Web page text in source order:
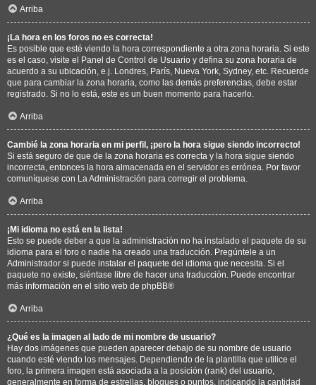
Arriba
¡La hora en los foros no es correcta!
Es posible que esté viendo la hora correspondiente a otra zona horaria. Si este
es el caso, visite el Panel de Control de Usuario y defina su zona horaria de
acuerdo a su ubicación, e.j. Londres, París, Nueva York, Sydney, etc. Recuerde
que para cambiar la zona horaria, como las demás preferencias, debe estar
registrado. Si no lo está, este es un buen momento para hacerlo.
Arriba
Cambié la zona horaria en mi perfil, ¡pero la hora sigue siendo incorrecto!
Si está seguro de que de la zona horaria es correcta y la hora sigue siendo
incorrecta, entonces la hora almacenada en el servidor es errónea. Por favor
comuníquese con La Administración para corregir el problema.
Arriba
¡Mi idioma no está en la lista!
Esto se puede deber a que la administración no ha instalado el paquete de su
idioma para el foro o nadie ha creado una traducción. Pregúntele a un
Administrador si puede instalar el paquete del idioma que necesita. Si el
paquete no existe, siéntase libre de hacer una traducción. Puede encontrar
más información en el sitio web de phpBB®
Arriba
¿Qué es la imagen al lado de mi nombre de usuario?
Hay dos imágenes que pueden aparecer debajo de su nombre de usuario
cuando esté viendo los mensajes. Dependiendo de la plantilla que utilice el
foro, la primera imagen está asociada a la posición (rank) del usuario,
generalmente en forma de estrellas, bloques o puntos, indicando la cantidad